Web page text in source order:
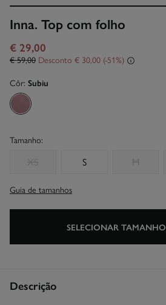
Inna. Top com folho
€ 29,00
€ 59,00 Desconto € 30,00 51
Côr: Subiu
Tamanho:
XS S M
Guia de tamanhos
SELECIONAR TAMANHO
Descrição